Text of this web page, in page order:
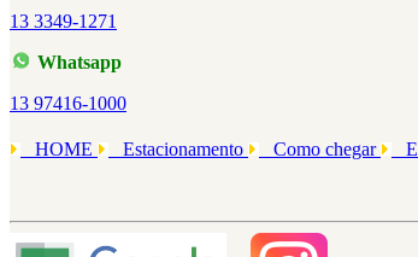
13 3349-1271
Whatsapp
13 97416-1000
HOME Estacionamento Como chegar